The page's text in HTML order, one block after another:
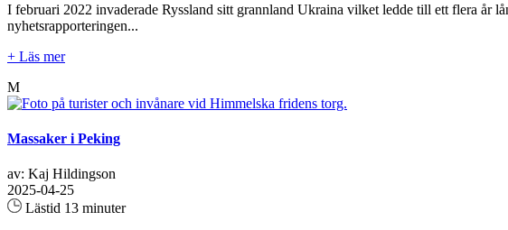
I februari 2022 invaderade Ryssland sitt grannland Ukraina vilket ledde till ett flera år
nyhetsrapporteringen...
+ Läs mer
M
Massaker i Peking
av: Kaj Hildingson
2025-04-25
Lästid 13 minuter